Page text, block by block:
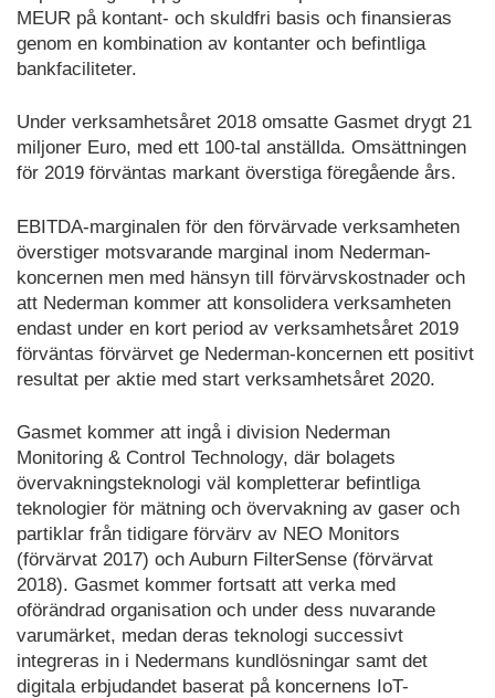
MEUR på kontant- och skuldfri basis och finansieras
genom en kombination av kontanter och befintliga
bankfaciliteter.
Under verksamhetsåret 2018 omsatte Gasmet drygt 21
miljoner Euro, med ett 100-tal anställda. Omsättningen
för 2019 förväntas markant överstiga föregående års.
EBITDA-marginalen för den förvärvade verksamheten
överstiger motsvarande marginal inom Nederman-
koncernen men med hänsyn till förvärvskostnader och
att Nederman kommer att konsolidera verksamheten
endast under en kort period av verksamhetsåret 2019
förväntas förvärvet ge Nederman-koncernen ett positivt
resultat per aktie med start verksamhetsåret 2020.
Gasmet kommer att ingå i division Nederman
Monitoring & Control Technology, där bolagets
övervakningsteknologi väl kompletterar befintliga
teknologier för mätning och övervakning av gaser och
partiklar från tidigare förvärv av NEO Monitors
(förvärvat 2017) och Auburn FilterSense (förvärvat
2018). Gasmet kommer fortsatt att verka med
oförändrad organisation och under dess nuvarande
varumärket, medan deras teknologi successivt
integreras in i Nedermans kundlösningar samt det
digitala erbjudandet baserat på koncernens IoT-